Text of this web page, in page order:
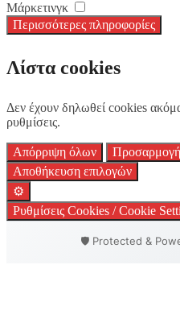
Μάρκετινγκ
Περισσότερες πληροφορίες
Λίστα cookies
Δεν έχουν δηλωθεί cookies
ρυθμίσεις.
Απόρριψη όλων Προσαρμογή
Αποθήκευση επιλογών
⚙️
Ρυθμίσεις Cookies / Cookie
🛡️ Protected &